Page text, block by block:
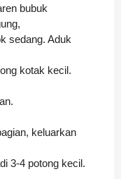
bubuk
sedang. Aduk
kotak kecil.
keluarkan
3-4 potong kecil.